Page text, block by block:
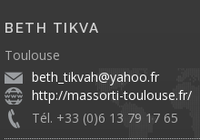
BETH TIKVA
Toulouse
beth_tikvah@yahoo.fr
http://massorti-toulouse.fr/
Tél. +33 (0)6 13 79 17 65